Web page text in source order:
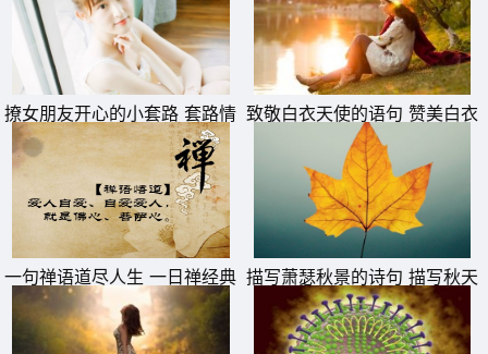
撩女朋友开心的小套路 套路情
话大全一问一答
致敬白衣天使的语句 赞美白衣
天使一句话
一句禅语道尽人生 一日禅经典
句子
描写萧瑟秋景的诗句 描写秋天
萧瑟秋季的诗句